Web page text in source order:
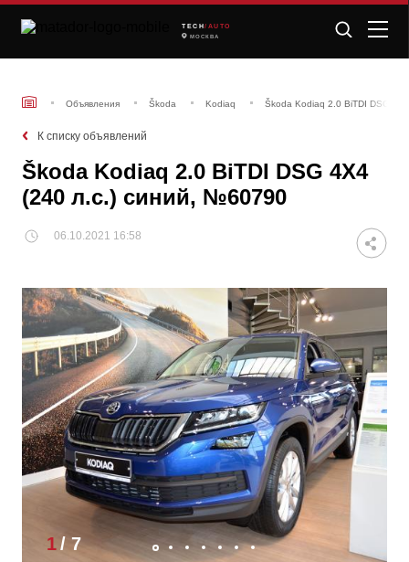
TECH /AUTO
МОСКВА
Объявления Škoda Kodiaq Škoda Kodiaq 2.0 BiTDI DSG
К списку объявлений
Škoda Kodiaq 2.0 BiTDI DSG 4X4
(240 л.с.) синий, №60790
06.10.2021 16:58
1/7